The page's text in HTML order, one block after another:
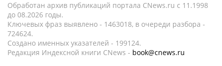
Обработан архив публикаций портала CNews.ru c 11.1998
до 08.2026 годы.
Ключевых фраз выявлено - 1463018, в очереди разбора -
724624.
Создано именных указателей - 199124.
Редакция Индексной книги CNews - book@cnews.ru